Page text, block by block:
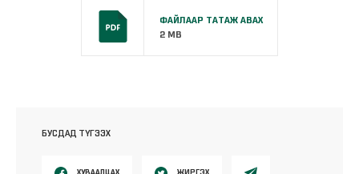
ФАЙЛААР ТАТАЖ АВАХ
2 MB
БУСДАД ТҮГЭЭХ
ХУВААЛЦАХ ЖИРГЭХ